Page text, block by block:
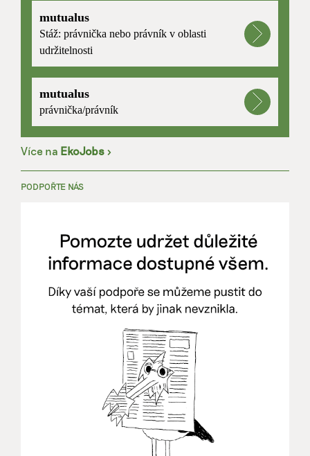
mutualus
Stáž: právnička nebo právník v oblasti
udržitelnosti
mutualus
právnička/právník
Více na EkoJobs >
PODPOŘTE NÁS